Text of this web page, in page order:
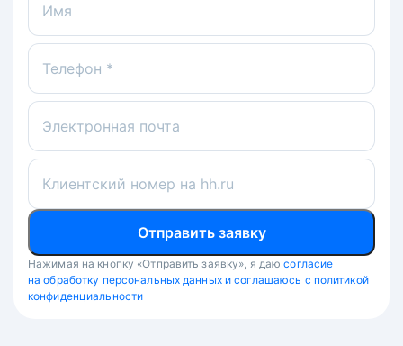
Имя
Телефон *
Электронная почта
Клиентский номер на hh.ru
Отправить заявку
Нажимая на кнопку «Отправить заявку», я даю согласие
на обработку персональных данных и соглашаюсь с политикой
конфиденциальности